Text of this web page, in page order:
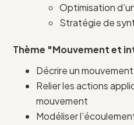
Optimisation
Stratégie de
Thème "Mouvement et
Décrire un mouvement
Relier les actions
mouvement
Modéliser